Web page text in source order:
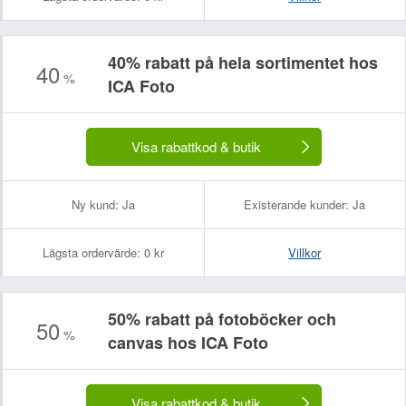
40 %
40% rabatt på hela sortimentet hos
ICA Foto
Visa rabattkod & butik
Ny kund: Ja Existerande kunder: Ja
Lägsta ordervärde: 0 kr Villkor
50 %
50% rabatt på fotoböcker och
canvas hos ICA Foto